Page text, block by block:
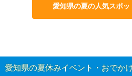
愛知県の夏の人気スポ
愛知県の夏休みイベント・おでか